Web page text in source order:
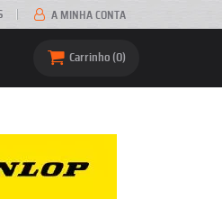
A MINHA CONTA
Carrinho 0